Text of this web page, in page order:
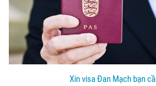
Xin visa Đan Mạch bạn